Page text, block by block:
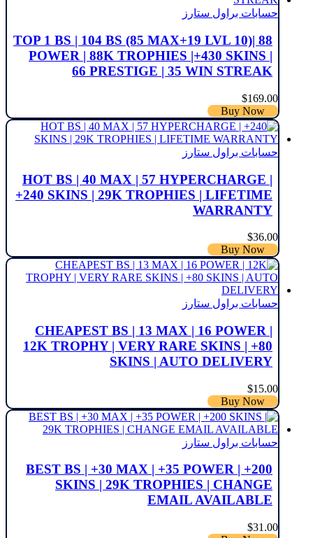
حسابات براول ستارز
TOP 1 BS | 104 BS (85 MAX+19 LVL 10)| 88
POWER | 88K TROPHIES |+430 SKINS ‌|
66 PRESTIGE | 35 WIN STREAK
$169.00
Buy Now
حسابات براول ستارز
HOT BS | 40 MAX | 57 HYPERCHARGE |
+240 SKINS | 29K TROPHIES | LIFETIME
WARRANTY
$36.00
Buy Now
حسابات براول ستارز
CHEAPEST BS | 13 MAX | 16 POWER |
12K TROPHY | VERY RARE SKINS | +80
SKINS | AUTO DELIVERY
$15.00
Buy Now
حسابات براول ستارز
BEST BS | +30 MAX | +35 POWER | +200
SKINS | 29K TROPHIES | CHANGE
EMAIL AVAILABLE
$31.00